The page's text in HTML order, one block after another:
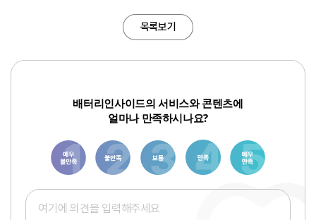
목록보기
배터리인사이드의 서비스와 콘텐츠에
얼마나 만족하시나요?
1 3 6 8 10